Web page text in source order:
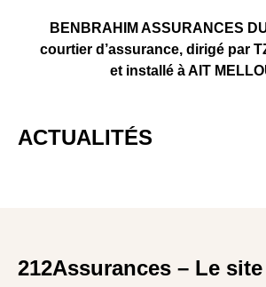
BENBRAHIM ASSURANCES
courtier d’assurance, dirigé par
et installé à AIT
ACTUALITÉS
212Assurances – Le site